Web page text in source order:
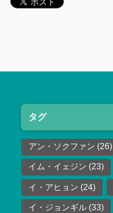
タグ
アン・ソクファン (26)
イム・イェジン (23)
イ・アヒョン (24)
イ・ジョンギル (33)